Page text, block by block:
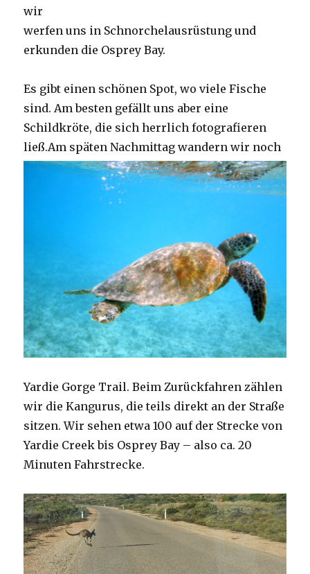
wir
werfen uns in Schnorchelausrüstung und
erkunden die Osprey Bay.
Es gibt einen schönen Spot, wo viele Fische
sind. Am besten gefällt uns aber eine
Schildkröte, die sich herrlich fotografieren
ließ.Am späten Nachmittag wandern wir noch
Yardie Gorge Trail. Beim Zurückfahren zählen
wir die Kangurus, die teils direkt an der Straße
sitzen. Wir sehen etwa 100 auf der Strecke von
Yardie Creek bis Osprey Bay – also ca. 20
Minuten Fahrstrecke.